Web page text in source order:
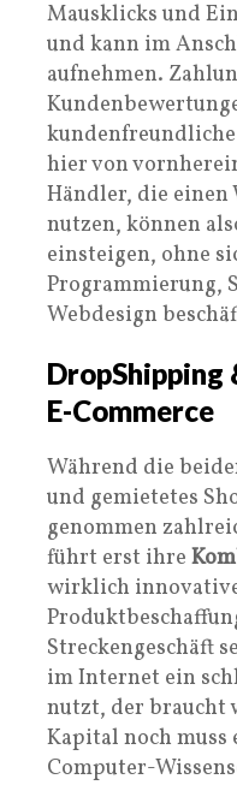
Mausklicks und
und kann im
aufnehmen.
hier von
Händler, die einen
nutzen, können
einsteigen, ohne
Programmierung,
Webdesign
DropShipping
E-Commerce
Während die
und gemietetes
genommen
führt erst ihre
wirklich
Streckengeschäft
im Internet ein
nutzt, der braucht
Kapital noch
Computer-